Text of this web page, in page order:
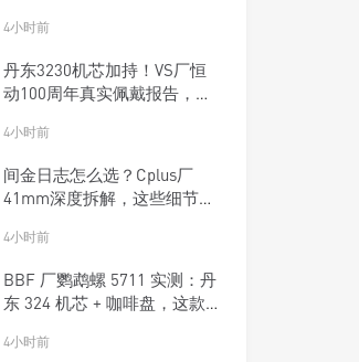
4小时前
丹东3230机芯加持！VS厂恒
动100周年真实佩戴报告，优
4小时前
间金日志怎么选？Cplus厂
41mm深度拆解，这些细节商
4小时前
BBF 厂鹦鹉螺 5711 实测：丹
东 324 机芯 + 咖啡盘，这款
4小时前